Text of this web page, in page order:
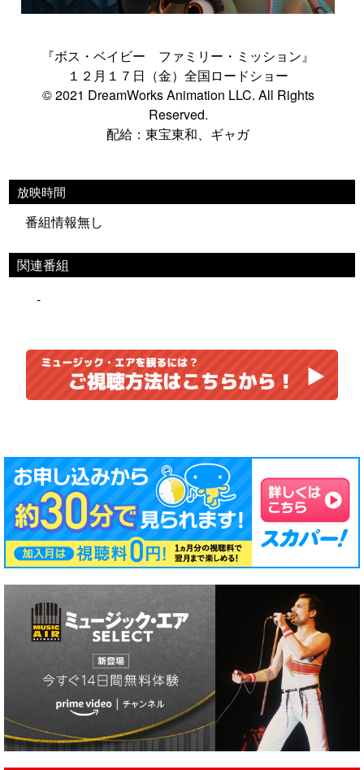
『ボス・ベイビー ファミリー・ミッション』
１２月１７日（金）全国ロードショー
© 2021 DreamWorks Animation LLC. All Rights
Reserved.
配給：東宝東和、ギャガ
放映時間
番組情報無し
関連番組
-